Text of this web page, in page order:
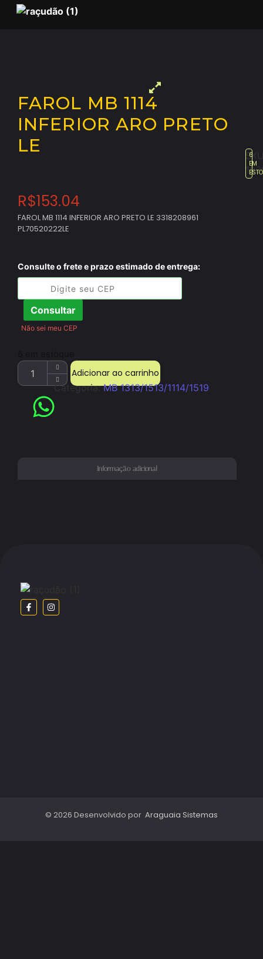
FAROL MB 1114
INFERIOR ARO PRETO
LE
6
EM
R$153.04
FAROL MB 1114 INFERIOR ARO PRETO LE 3318208961
PL70520222LE
Consulte o frete e prazo estimado de entrega:
Consultar
Não sei meu CEP
Adicionar ao carrinho
Categoria:MB 1313/1513/1114/1519
Informação adicional
© 2026 Desenvolvido por Araguaia Sistemas